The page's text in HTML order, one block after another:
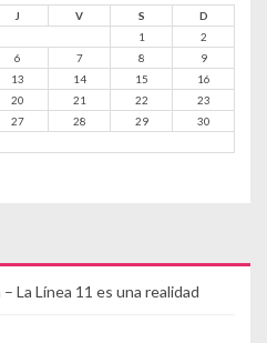
J V S
D
1
2
6 7 8
9
13 14 15
16
20 21 22
23
27 28 29
30
La Línea 11 es una realidad